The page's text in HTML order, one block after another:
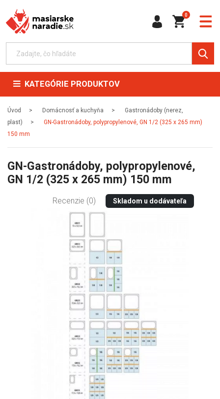
0
KATEGÓRIE PRODUKTOV
Úvod Domácnosť a kuchyňa
Gastronádoby (nerez,
plast)
GN-Gastronádoby, polypropylenové, GN 1/2 (325 x 265 mm)
150 mm
GN-Gastronádoby, polypropylenové,
GN 1/2 (325 x 265 mm) 150 mm
Recenzie (0) Skladom u dodávateľa